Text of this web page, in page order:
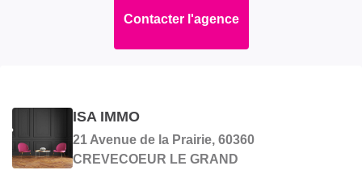
Contacter l'agence
ISA IMMO
21 Avenue de la Prairie, 60360
CREVECOEUR LE GRAND